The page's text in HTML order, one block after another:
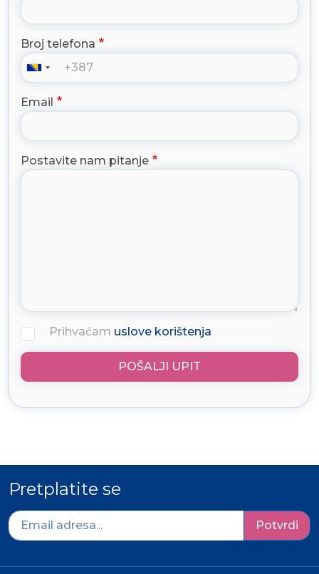
Broj telefona
Email
Postavite nam pitanje
Prihvaćam uslove korištenja
POŠALJI UPIT
Pretplatite se
Potvrdi